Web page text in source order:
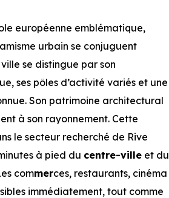
européenne emblématique,
urbain se conjuguent
se distingue par son
ses pôles d’activité variés et une
Son patrimoine architectural
à son rayonnement. Cette
le secteur recherché de Rive
à pied du centre-ville et du
commerces, restaurants, cinéma
immédiatement, tout comme